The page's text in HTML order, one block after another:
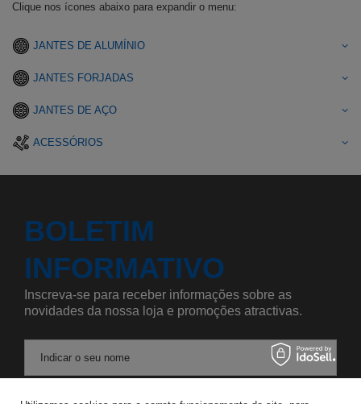
Clique nos ícones abaixo para expandir o menu:
JANTES DE ALUMÍNIO
JANTES FORJADAS
JANTES DE AÇO
ACESSÓRIOS
BOLETIM
INFORMATIVO
Inscreva-se para receber informações sobre as
novidades da nossa loja e promoções atractivas.
Indicar o seu nome